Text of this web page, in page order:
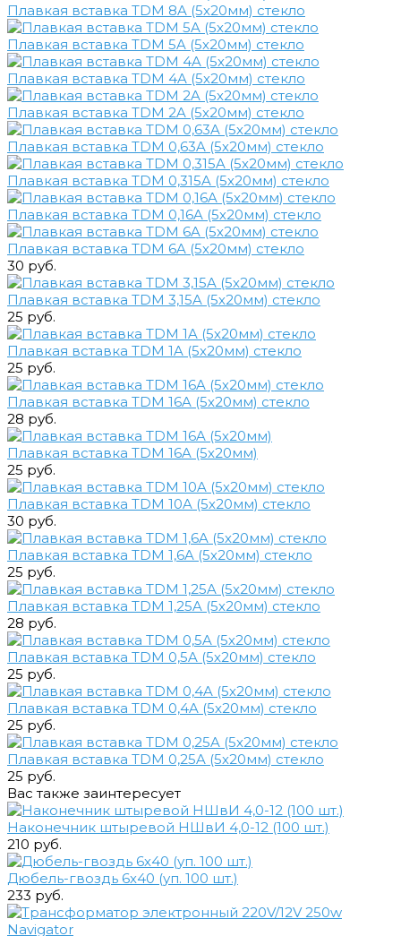
Плавкая вставка TDM 8A (5х20мм) стекло
Плавкая вставка TDM 5A (5х20мм) стекло
Плавкая вставка TDM 4A (5х20мм) стекло
Плавкая вставка TDM 2A (5х20мм) стекло
Плавкая вставка TDM 0,63A (5х20мм) стекло
Плавкая вставка TDM 0,315A (5х20мм) стекло
Плавкая вставка TDM 0,16A (5х20мм) стекло
Плавкая вставка TDM 6A (5х20мм) стекло
30 руб.
Плавкая вставка TDM 3,15A (5х20мм) стекло
25 руб.
Плавкая вставка TDM 1A (5х20мм) стекло
25 руб.
Плавкая вставка TDM 16A (5х20мм) стекло
28 руб.
Плавкая вставка TDM 16A (5х20мм)
25 руб.
Плавкая вставка TDM 10A (5х20мм) стекло
30 руб.
Плавкая вставка TDM 1,6A (5х20мм) стекло
25 руб.
Плавкая вставка TDM 1,25A (5х20мм) стекло
28 руб.
Плавкая вставка TDM 0,5A (5х20мм) стекло
25 руб.
Плавкая вставка TDM 0,4A (5х20мм) стекло
25 руб.
Плавкая вставка TDM 0,25A (5х20мм) стекло
25 руб.
Вас также заинтересует
Наконечник штыревой НШвИ 4,0-12 (100 шт.)
210 руб.
Дюбель-гвоздь 6х40 (уп. 100 шт.)
233 руб.